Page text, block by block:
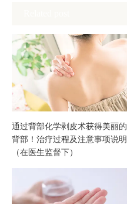
易被
视！？
颈部
皱纹
的对
通过背部化学剥皮术获得美丽的
背部！治疗过程及注意事项说明
（在医生监督下）